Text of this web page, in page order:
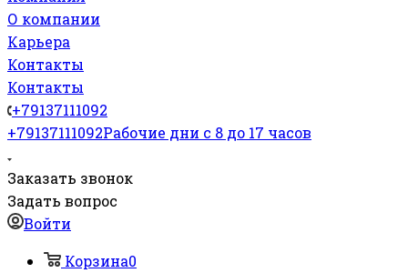
О компании
Карьера
Контакты
Контакты
+79137111092
+79137111092Рабочие дни с 8 до 17 часов
Заказать звонок
Задать вопрос
Войти
Корзина0